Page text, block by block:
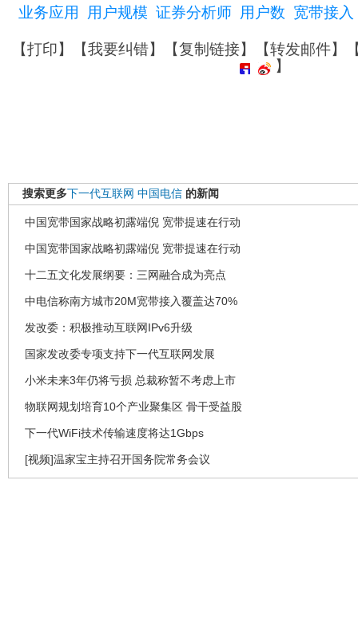
业务应用
用户规模 证券分析师 用户数 宽带接入
【打印】【我要纠错】【复制链接】【转发邮件】
】
搜索更多下一代互联网 中国电信 的新闻
中国宽带国家战略初露端倪 宽带提速在行动
中国宽带国家战略初露端倪 宽带提速在行动
十二五文化发展纲要：三网融合成为亮点
中电信称南方城市20M宽带接入覆盖达70%
发改委：积极推动互联网IPv6升级
国家发改委专项支持下一代互联网发展
小米未来3年仍将亏损 总裁称暂不考虑上市
物联网规划培育10个产业聚集区 骨干受益股
下一代WiFi技术传输速度将达1Gbps
[视频]温家宝主持召开国务院常务会议